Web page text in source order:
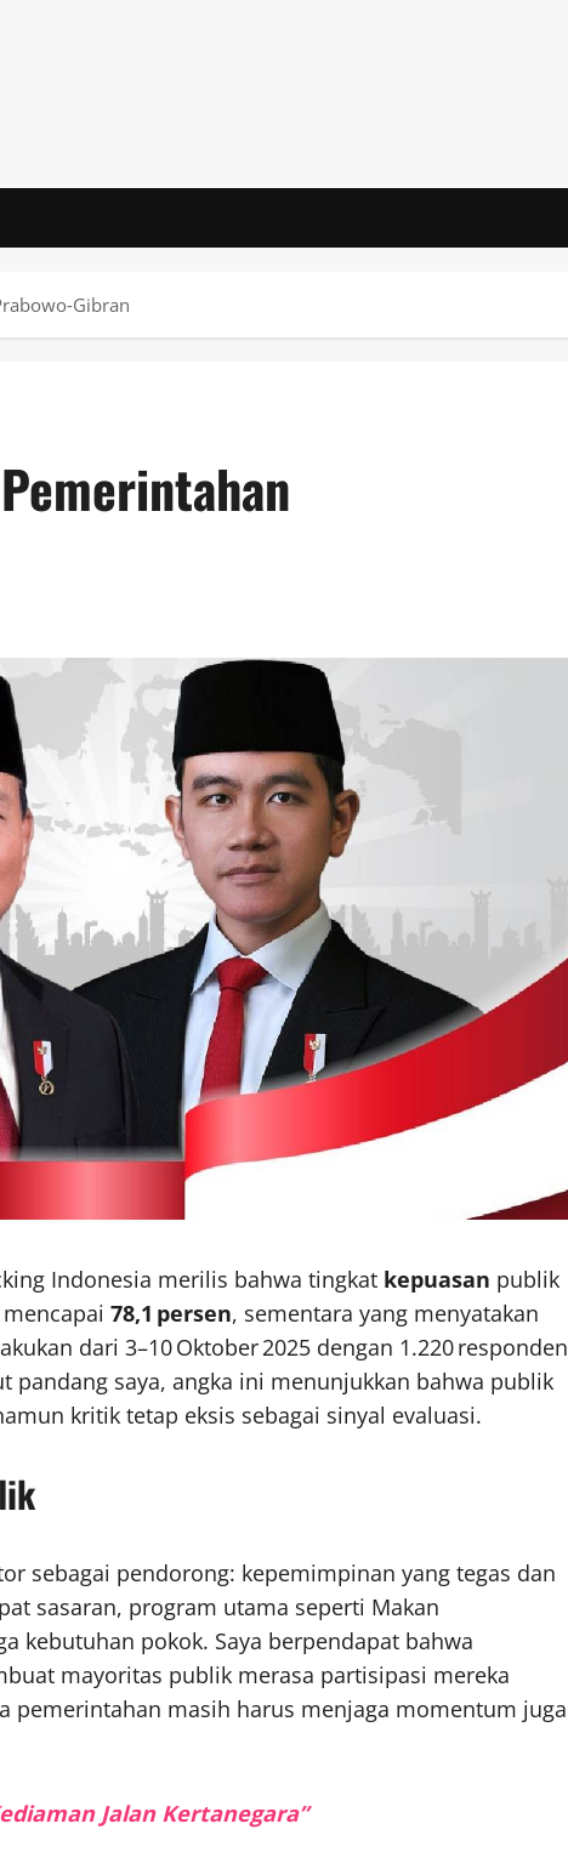
Indonesia merilis bahwa tingkat kepuasan publik
78,1 persen, sementara yang menyatakan
dari 3–10 Oktober 2025 dengan 1.220 responden
pandang saya, angka ini menunjukkan bahwa publik
kritik tetap eksis sebagai sinyal evaluasi.
sebagai pendorong: kepemimpinan yang tegas dan
sasaran, program utama seperti Makan
kebutuhan pokok. Saya berpendapat bahwa
mayoritas publik merasa partisipasi mereka
pemerintahan masih harus menjaga momentum juga
Jalan Kertanegara”